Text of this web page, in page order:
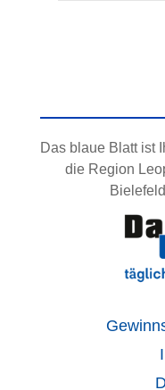
Das blaue Blatt ist
die Region